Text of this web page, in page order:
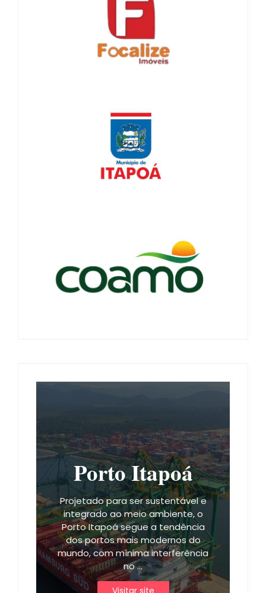
Porto Itapoá
Projetado para ser sustentável e
integrado ao meio ambiente, o
Porto Itapoá segue a tendência
dos portos mais modernos do
mundo, com mínima interferência
no ...